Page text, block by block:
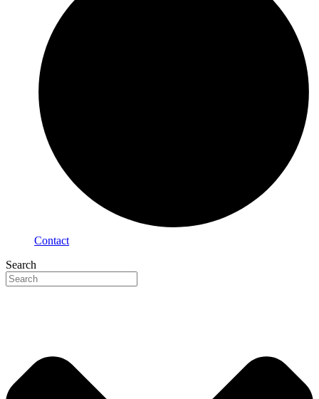
Contact
Search